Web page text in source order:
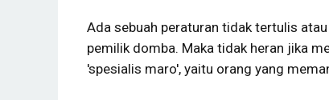
Ada sebuah peraturan tidak tertulis
pemilik domba. Maka tidak heran jika
'spesialis maro', yaitu orang yang